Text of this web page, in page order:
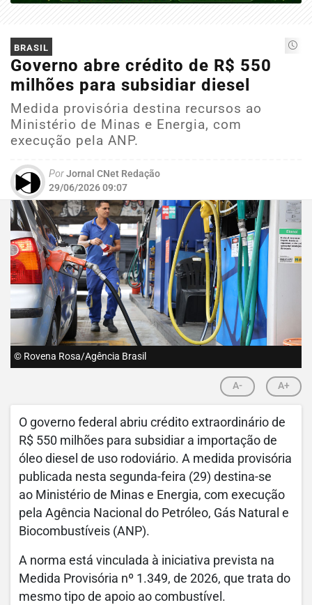
BRASIL
Governo abre crédito de R$ 550
milhões para subsidiar diesel
Medida provisória destina recursos ao
Ministério de Minas e Energia, com
execução pela ANP.
PorJornal CNet Redação
29/06/2026 09:07
© Rovena Rosa/Agência Brasil
A- A+
O governo federal abriu crédito extraordinário de
R$ 550 milhões para subsidiar a importação de
óleo diesel de uso rodoviário. A medida provisória
publicada nesta segunda-feira (29) destina-se
ao Ministério de Minas e Energia, com execução
pela Agência Nacional do Petróleo, Gás Natural e
Biocombustíveis (ANP).
A norma está vinculada à iniciativa prevista na
Medida Provisória nº 1.349, de 2026, que trata do
mesmo tipo de apoio ao combustível.